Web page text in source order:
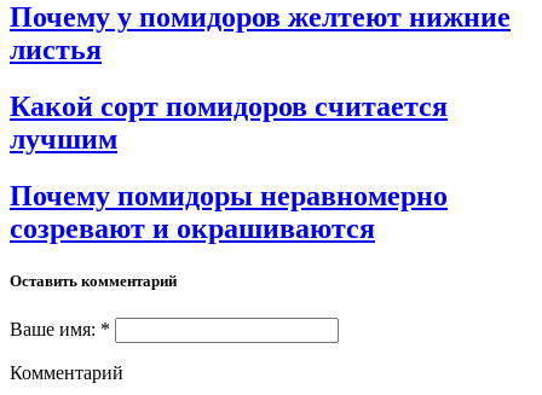
Почему у помидоров желтеют нижние
листья
Какой сорт помидоров считается
лучшим
Почему помидоры неравномерно
созревают и окрашиваются
Оставить комментарий
Ваше имя: *
Комментарий